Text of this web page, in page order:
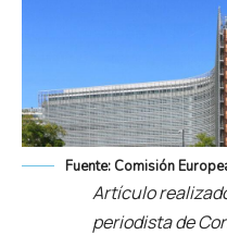
Fuente: Comisión
Artículo
periodista de